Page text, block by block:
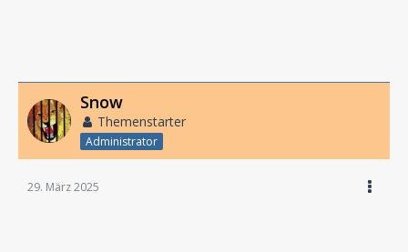
Snow
Themenstarter
Administrator
29. März 2025